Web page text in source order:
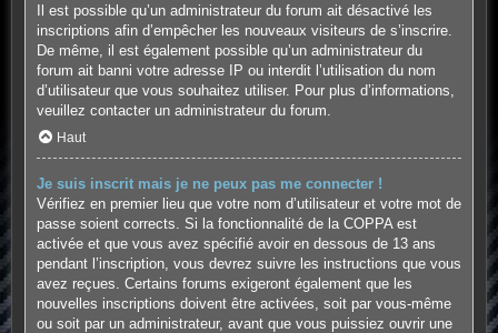
Il est possible qu’un administrateur du forum ait désactivé les
inscriptions afin d’empêcher les nouveaux visiteurs de s’inscrire.
De même, il est également possible qu’un administrateur du
forum ait banni votre adresse IP ou interdit l’utilisation du nom
d’utilisateur que vous souhaitez utiliser. Pour plus d’informations,
veuillez contacter un administrateur du forum.
Haut
Je suis inscrit mais je ne peux pas me connecter !
Vérifiez en premier lieu que votre nom d’utilisateur et votre mot de
passe soient corrects. Si la fonctionnalité de la COPPA est
activée et que vous avez spécifié avoir en dessous de 13 ans
pendant l’inscription, vous devrez suivre les instructions que vous
avez reçues. Certains forums exigeront également que les
nouvelles inscriptions doivent être activées, soit par vous-même
ou soit par un administrateur, avant que vous puissiez ouvrir une